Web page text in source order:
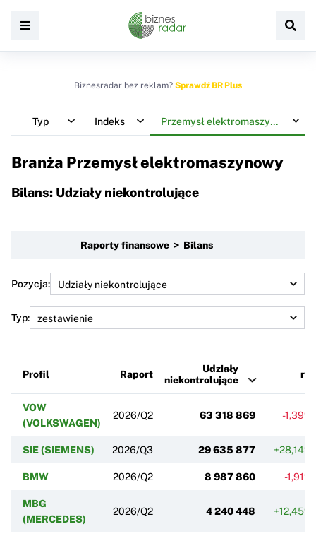
Biznesradar bez reklam? Sprawdź BR Plus
Typ Indeks Przemysł elektromaszynowy
Branża Przemysł elektromaszynowy
Bilans: Udziały niekontrolujące
Raporty finansowe > Bilans
Pozycja:
Typ:
Profil Raport
Udziały
niekontrolujące
r/r
VOW
(VOLKSWAGEN)
2026/Q2 63 318 869 -1,39%
SIE (SIEMENS) 2026/Q3 29 635 877 +28,14%
BMW 2026/Q2 8 987 860 -1,91%
MBG
(MERCEDES)
2026/Q2 4 240 448 +12,45%